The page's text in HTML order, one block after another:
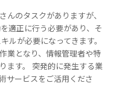
んのタスクがありますが、
適正に行う必要があり、そ
ルが必要になってきます。
業となり、情報管理者や特
ます。 突発的に発生する業
サービスをご活用くださ